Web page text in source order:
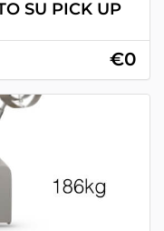
SU PICK UP
€0